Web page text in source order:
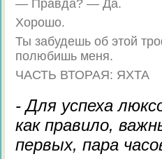
— Правда? — Да.
Хорошо.
Ты забудешь об этой
полюбишь меня.
ЧАСТЬ ВТОРАЯ: ЯХТА
- Для успеха
как правило,
первых, пара